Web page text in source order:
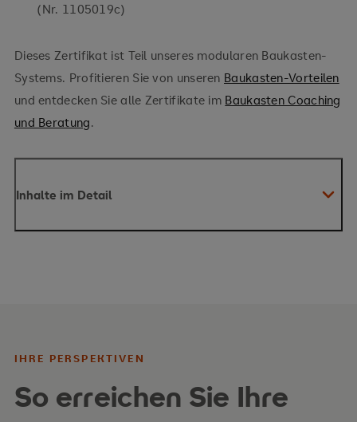
(Nr. 1105019c)
Dieses Zertifikat ist Teil unseres modularen Baukasten-
Systems. Profitieren Sie von unseren Baukasten-Vorteilen
und entdecken Sie alle Zertifikate im Baukasten Coaching
und Beratung.
Inhalte im Detail
Coaching-Interventionen wie z.B. Fragetechniken,
Inneres Team, systemische Aufstellung,
SWOT
IHRE PERSPEKTIVEN
So erreichen Sie Ihre